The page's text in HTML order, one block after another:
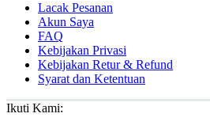
Lacak Pesanan
Akun Saya
FAQ
Kebijakan Privasi
Kebijakan Retur & Refund
Syarat dan Ketentuan
Ikuti Kami: